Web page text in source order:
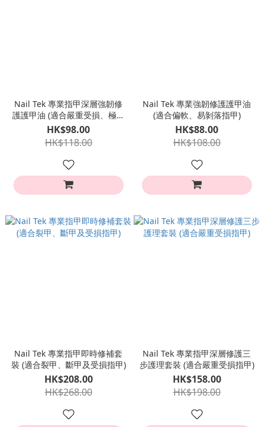
Nail Tek 專業指甲深層強韌修
護護甲油 (適合嚴重受損、極度
脆弱指甲)
HK$98.00
HK$118.00
Nail Tek 專業強韌修護護甲油
(適合偏軟、易剝落指甲)
HK$88.00
HK$108.00
Nail Tek 專業指甲即時修補套
裝 (適合裂甲、斷甲及受損指甲)
HK$208.00
HK$268.00
Nail Tek 專業指甲深層修護三
步護理套裝 (適合嚴重受損指甲)
HK$158.00
HK$198.00